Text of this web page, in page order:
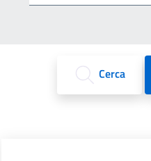
Cerca